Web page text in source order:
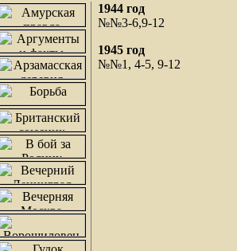
1944 год
№№3-6,9-12
1945 год
№№1, 4-5, 9-12